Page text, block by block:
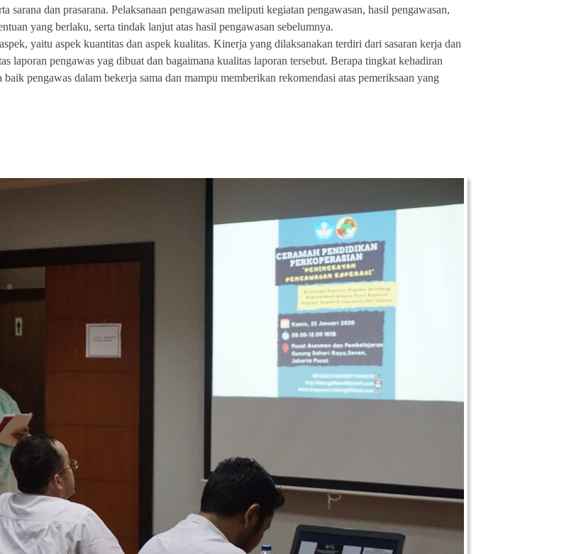
sarana dan prasarana. Pelaksanaan pengawasan meliputi kegiatan pengawasan, hasil pengawasan,
yang berlaku, serta tindak lanjut atas hasil pengawasan sebelumnya.
yaitu aspek kuantitas dan aspek kualitas. Kinerja yang dilaksanakan terdiri dari sasaran kerja dan
laporan pengawas yag dibuat dan bagaimana kualitas laporan tersebut. Berapa tingkat kehadiran
pengawas dalam bekerja sama dan mampu memberikan rekomendasi atas pemeriksaan yang